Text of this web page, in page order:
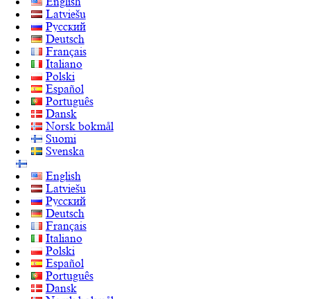
Latviešu
Русский
Deutsch
Français
Italiano
Polski
Español
Português
Dansk
Norsk bokmål
Suomi
Svenska
English
Latviešu
Русский
Deutsch
Français
Italiano
Polski
Español
Português
Dansk